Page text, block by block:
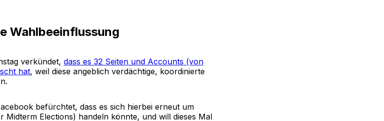
Wahlbeeinflussung
verkündet, dass es 32 Seiten und Accounts (von
hat, weil diese angeblich verdächtige, koordinierte
befürchtet, dass es sich hierbei erneut um
Midterm Elections) handeln könnte, und will dieses Mal